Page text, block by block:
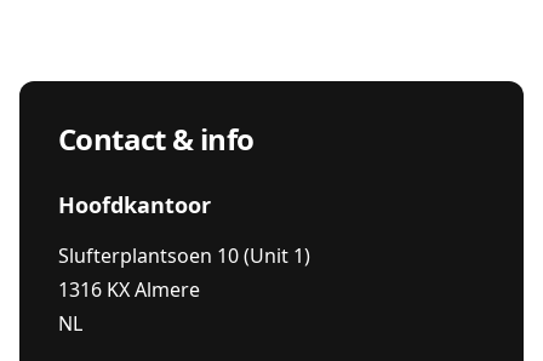
Contact & info
Hoofdkantoor
Slufterplantsoen 10 (Unit 1)
1316 KX Almere
NL